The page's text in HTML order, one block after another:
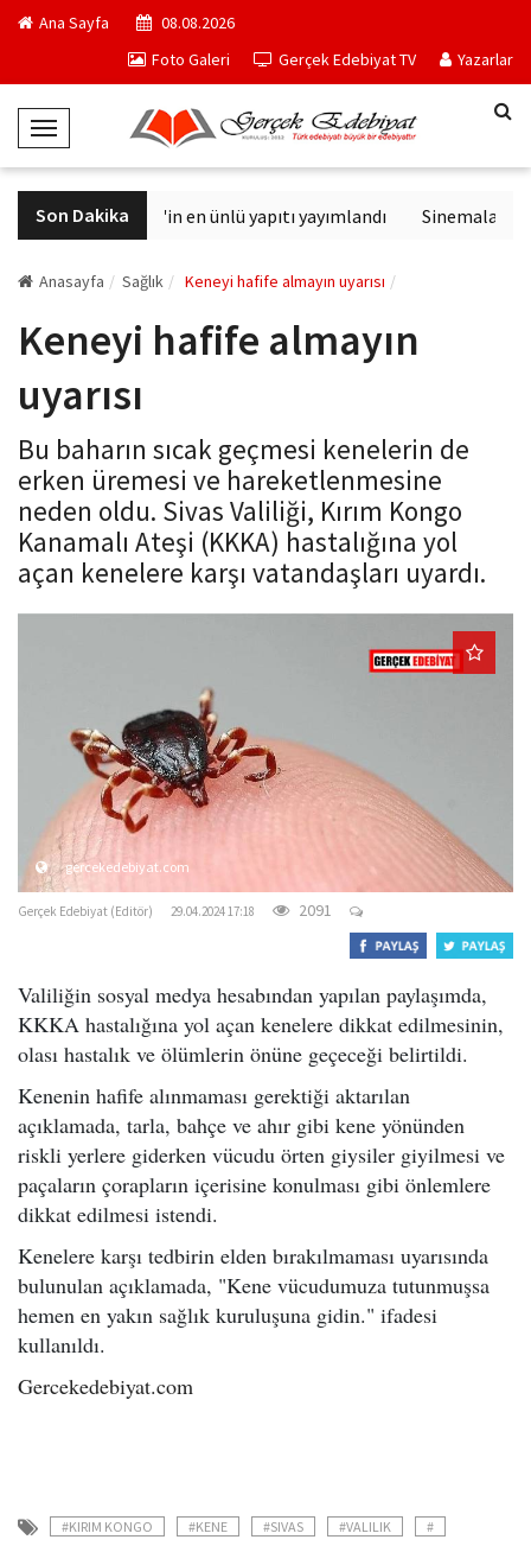
Ana Sayfa
08.08.2026
Foto Galeri
Gerçek Edebiyat TV Yazarlar
T
o
g
g
e
a
i
a
t
i
o
n
Son Dakika
Philip K. Dick'in en ünlü yapıtı yayımlandı Sinemalarda
Anasayfa Sağlık Keneyi hafife almayın uyarısı
Keneyi hafife almayın
uyarısı
Bu baharın sıcak geçmesi kenelerin de
erken üremesi ve hareketlenmesine
neden oldu. Sivas Valiliği, Kırım Kongo
Kanamalı Ateşi (KKKA) hastalığına yol
açan kenelere karşı vatandaşları uyardı.
gercekedebiyat.com
Gerçek Edebiyat (Editör) 29.04.2024 17:18 2091
Valiliğin sosyal medya hesabından yapılan paylaşımda,
KKKA hastalığına yol açan kenelere dikkat edilmesinin,
olası hastalık ve ölümlerin önüne geçeceği belirtildi.
Kenenin hafife alınmaması gerektiği aktarılan
açıklamada, tarla, bahçe ve ahır gibi kene yönünden
riskli yerlere giderken vücudu örten giysiler giyilmesi ve
paçaların çorapların içerisine konulması gibi önlemlere
dikkat edilmesi istendi.
Kenelere karşı tedbirin elden bırakılmaması uyarısında
bulunulan açıklamada, "Kene vücudumuza tutunmuşsa
hemen en yakın sağlık kuruluşuna gidin." ifadesi
kullanıldı.
Gercekedebiyat.com
#KIRIM KONGO #KENE #SIVAS #VALILIK #